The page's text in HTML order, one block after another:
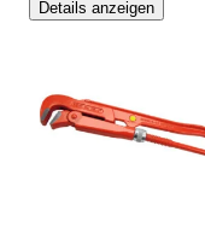
Details anzeigen